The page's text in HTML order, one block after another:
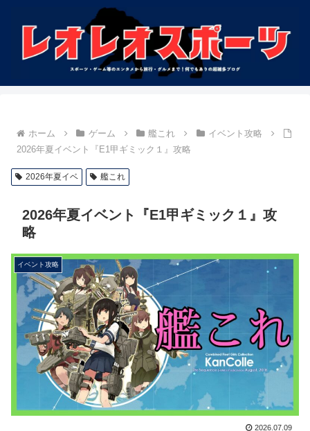
ホーム ゲーム 艦これ
イベント攻略
2026年夏イベント『E1甲ギミック１』攻略
2026年夏イベ 艦これ
2026年夏イベント『E1甲ギミック１』攻
略
イベント攻略
2026.07.09